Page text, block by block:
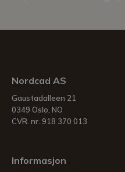
Nordcad AS
Gaustadalleen 21
0349 Oslo, NO
CVR. nr. 918 370 013
Informasjon